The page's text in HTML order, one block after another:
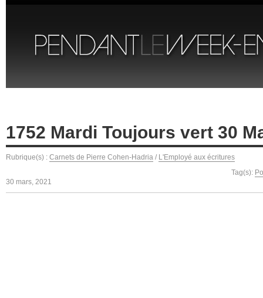
1752 Mardi Toujours vert 30
Rubrique(s) : Carnets de Pierre Cohen-Hadria / L'Employé aux écritures
Tag(s):
30 mars, 2021